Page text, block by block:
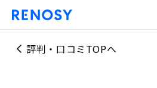
評判・口コミTOPへ